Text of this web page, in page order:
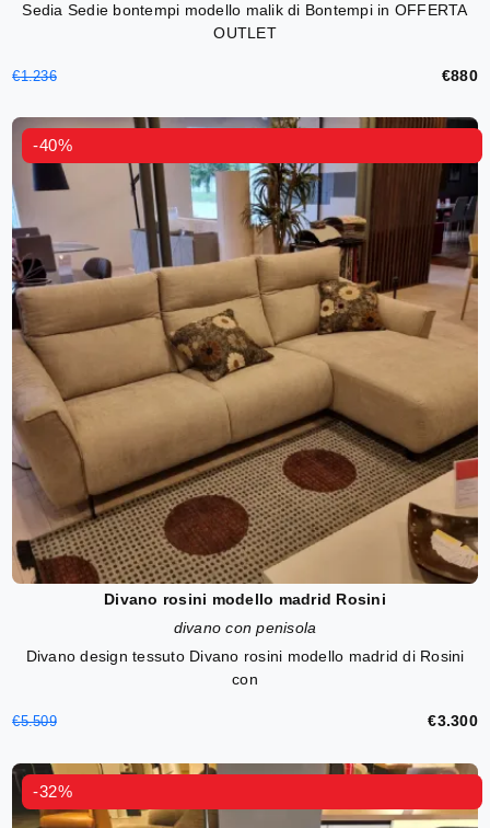
Sedia Sedie bontempi modello malik di Bontempi in OFFERTA
OUTLET
€1.236 €880
-40%
Divano rosini modello madrid Rosini
divano con penisola
Divano design tessuto Divano rosini modello madrid di Rosini
con
€5.509 €3.300
-32%